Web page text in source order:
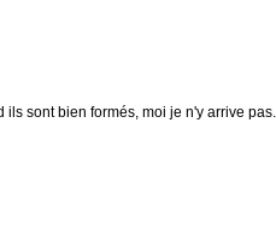
sont bien formés, moi je n'y arrive pas...